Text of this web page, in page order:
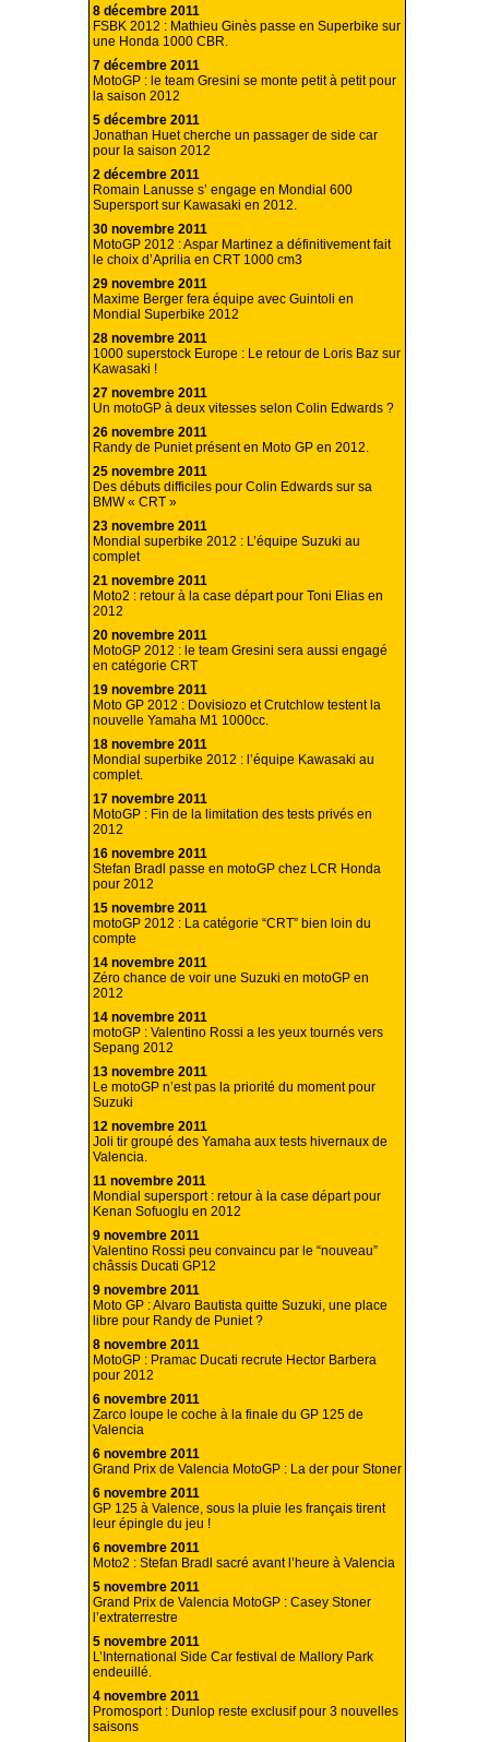
8 décembre 2011
FSBK 2012 : Mathieu Ginès passe en Superbike sur
une Honda 1000 CBR.
7 décembre 2011
MotoGP : le team Gresini se monte petit à petit pour
la saison 2012
5 décembre 2011
Jonathan Huet cherche un passager de side car
pour la saison 2012
2 décembre 2011
Romain Lanusse s’ engage en Mondial 600
Supersport sur Kawasaki en 2012.
30 novembre 2011
MotoGP 2012 : Aspar Martinez a définitivement fait
le choix d’Aprilia en CRT 1000 cm3
29 novembre 2011
Maxime Berger fera équipe avec Guintoli en
Mondial Superbike 2012
28 novembre 2011
1000 superstock Europe : Le retour de Loris Baz sur
Kawasaki !
27 novembre 2011
Un motoGP à deux vitesses selon Colin Edwards ?
26 novembre 2011
Randy de Puniet présent en Moto GP en 2012.
25 novembre 2011
Des débuts difficiles pour Colin Edwards sur sa
BMW « CRT »
23 novembre 2011
Mondial superbike 2012 : L’équipe Suzuki au
complet
21 novembre 2011
Moto2 : retour à la case départ pour Toni Elias en
2012
20 novembre 2011
MotoGP 2012 : le team Gresini sera aussi engagé
en catégorie CRT
19 novembre 2011
Moto GP 2012 : Dovisiozo et Crutchlow testent la
nouvelle Yamaha M1 1000cc.
18 novembre 2011
Mondial superbike 2012 : l’équipe Kawasaki au
complet.
17 novembre 2011
MotoGP : Fin de la limitation des tests privés en
2012
16 novembre 2011
Stefan Bradl passe en motoGP chez LCR Honda
pour 2012
15 novembre 2011
motoGP 2012 : La catégorie “CRT” bien loin du
compte
14 novembre 2011
Zéro chance de voir une Suzuki en motoGP en
2012
14 novembre 2011
motoGP : Valentino Rossi a les yeux tournés vers
Sepang 2012
13 novembre 2011
Le motoGP n’est pas la priorité du moment pour
Suzuki
12 novembre 2011
Joli tir groupé des Yamaha aux tests hivernaux de
Valencia.
11 novembre 2011
Mondial supersport : retour à la case départ pour
Kenan Sofuoglu en 2012
9 novembre 2011
Valentino Rossi peu convaincu par le “nouveau”
châssis Ducati GP12
9 novembre 2011
Moto GP : Alvaro Bautista quitte Suzuki, une place
libre pour Randy de Puniet ?
8 novembre 2011
MotoGP : Pramac Ducati recrute Hector Barbera
pour 2012
6 novembre 2011
Zarco loupe le coche à la finale du GP 125 de
Valencia
6 novembre 2011
Grand Prix de Valencia MotoGP : La der pour Stoner
6 novembre 2011
GP 125 à Valence, sous la pluie les français tirent
leur épingle du jeu !
6 novembre 2011
Moto2 : Stefan Bradl sacré avant l’heure à Valencia
5 novembre 2011
Grand Prix de Valencia MotoGP : Casey Stoner
l’extraterrestre
5 novembre 2011
L’International Side Car festival de Mallory Park
endeuillé.
4 novembre 2011
Promosport : Dunlop reste exclusif pour 3 nouvelles
saisons